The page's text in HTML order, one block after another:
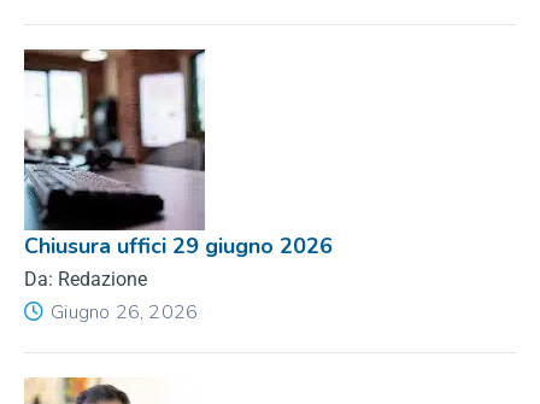
Chiusura uffici 29 giugno 2026
Da: Redazione
Giugno 26, 2026